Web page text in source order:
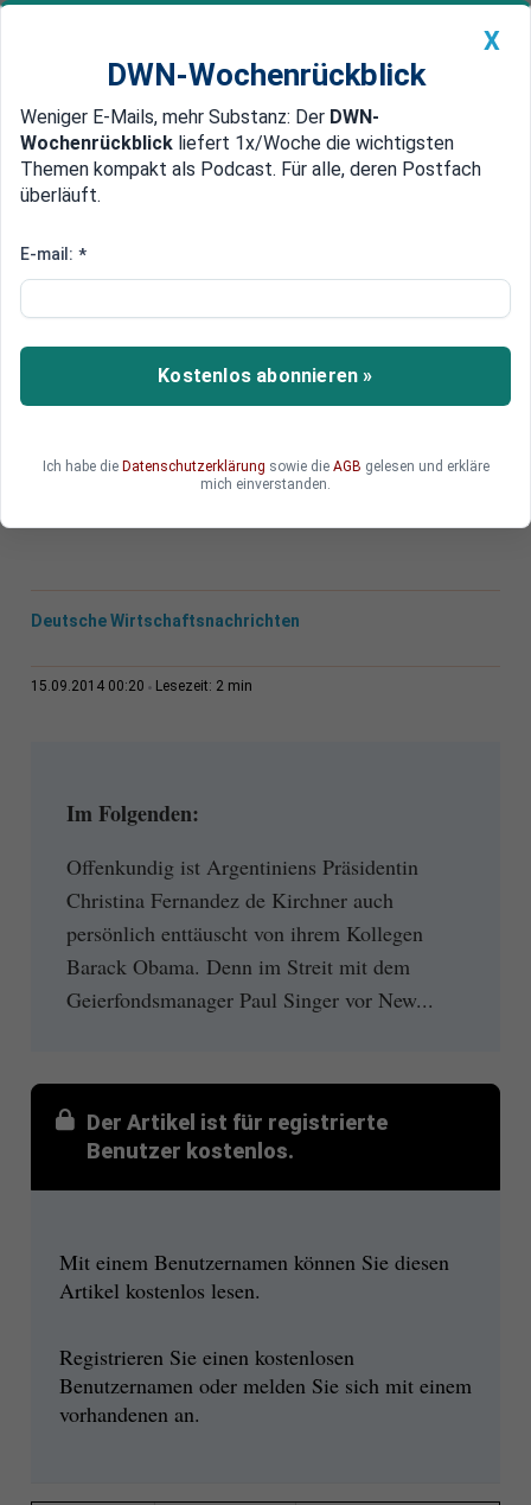
Newsticker MEIN DWN: Geldanlage Premium
Edelmetalle DWN-Magazin China
Präsidentin Kirchner enttäuscht
Barack Obama verweigert
Argentinien Unterstützung
gegen Geierfonds
Barack Obama hätte wohl die Mittel,
lösen. Aber dann müsste er sich mit Geierfonds-
Manager Paul Singer und seinen finanzkräftigen
Deutsche Wirtschaftsnachrichten
15.09.2014 00:20 Lesezeit: 2 min
Im Folgenden:
Offenkundig ist Argentiniens Präsidentin
Christina Fernandez de Kirchner auch
persönlich enttäuscht von ihrem Kollegen
Barack Obama. Denn im Streit mit dem
Geierfondsmanager Paul Singer vor New...
Der Artikel ist für registrierte
Benutzer kostenlos.
Mit einem Benutzernamen können Sie diesen
Artikel kostenlos lesen.
Registrieren Sie einen kostenlosen
Benutzernamen oder melden Sie sich mit einem
vorhandenen an.
X
DWN-Wochenrückblick
Weniger E-Mails, mehr Substanz: Der DWN-
Wochenrückblick liefert 1x/Woche die wichtigsten
Themen kompakt als Podcast. Für alle, deren Postfach
überläuft.
E-mail: *
Kostenlos abonnieren »
Ich habe die Datenschutzerklärung sowie die AGB gelesen und erkläre
mich einverstanden.